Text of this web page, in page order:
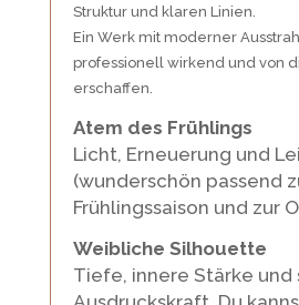
Struktur und klaren Linien.
Ein Werk mit moderner
professionell wirkend und von
erschaffen.
Atem des Frühlings
Licht, Erneuerung und
(wunderschön passend
Frühlingssaison und zur
Weibliche Silhouette
Tiefe, innere Stärke und